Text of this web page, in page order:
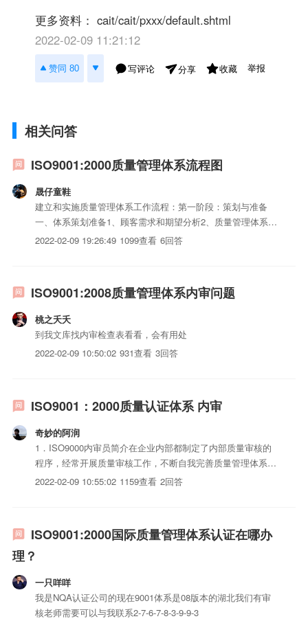
更多资料： cait/cait/pxxx/default.shtml
2022-02-09 11:21:12
赞同 80 写评论 分享 收藏 举报
相关问答
ISO9001:2000质量管理体系流程图
晟仔童鞋
建立和实施质量管理体系工作流程：第一阶段：策划与准备
一、体系策划准备1、顾客需求和期望分析2、质量管理体系/
业务流程诊断3、推行工作准备二、体系策划4、质量方针和目
2022-02-09 19:26:49 1099查看 6回答
ISO9001:2008质量管理体系内审问题
桃之夭夭
到我文库找内审检查表看看，会有用处
2022-02-09 10:50:02 931查看 3回答
ISO9001：2000质量认证体系 内审
奇妙的阿润
1．ISO9000内审员简介在企业内部都制定了内部质量审核的
程序，经常开展质量审核工作，不断自我完善质量管理体系，
改进iso三体系认证质量。从事该类工作的人就称为内部质量
2022-02-09 10:55:02 1159查看 2回答
ISO9001:2000国际质量管理体系认证在哪办
理？
一只咩咩
我是NQA认证公司的现在9001体系是08版本的湖北我们有审
核老师需要可以与我联系2-7-6-7-8-3-9-9-3